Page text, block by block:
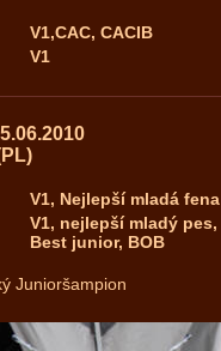
V1,CAC, CACIB
V1
V1, Nejlepší mladá fena
V1, nejlepší mladý pes,
Best junior, BOB
Junioršampion